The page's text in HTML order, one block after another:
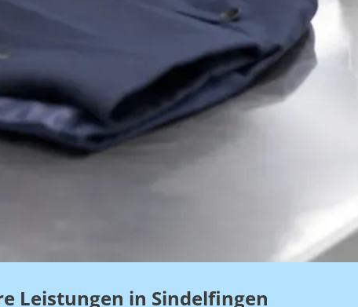
Leistungen in Sindelfingen